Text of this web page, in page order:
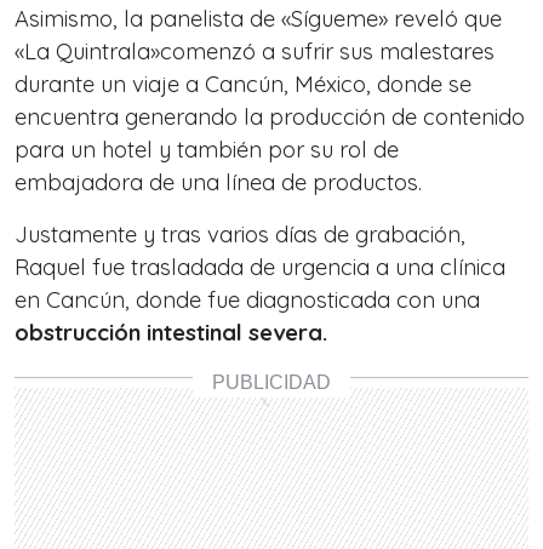
Asimismo, la panelista de «Sígueme» reveló que
«La Quintrala»comenzó a sufrir sus malestares
durante un viaje a Cancún, México, donde se
encuentra generando la producción de contenido
para un hotel y también por su rol de
embajadora de una línea de productos.
Justamente y tras varios días de grabación,
Raquel fue trasladada de urgencia a una clínica
en Cancún, donde fue diagnosticada con una
obstrucción intestinal severa.